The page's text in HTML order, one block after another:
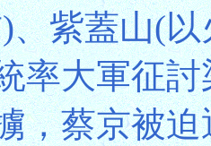
、紫蓋山(
率大軍征
，蔡京被